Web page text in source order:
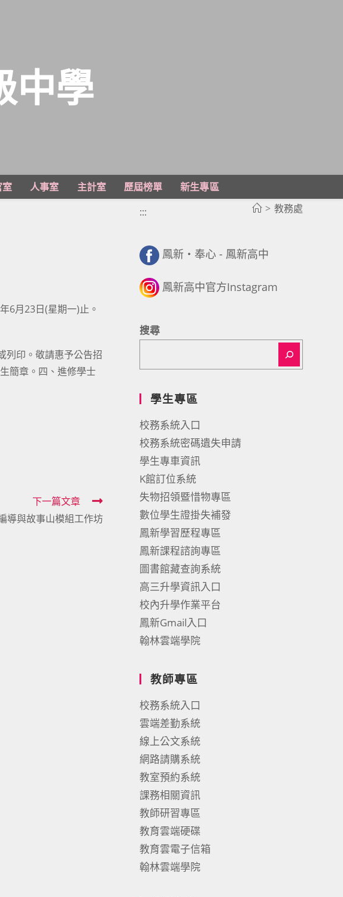
中學
室 人事室 主計室 歷屆榜單
新生專區
> 教務處
6月23日(星期一)止。
列印。敬請惠予公告招
簡章。四、進修學士
下一篇文章
導與故事山模組工作坊
:::
鳳新・奉心 - 鳳新高中
鳳新高中官方Instagram
搜尋
學生專區
校務系統入口
校務系統密碼遺失申請
學生專車資訊
K館訂位系統
失物招領暨惜物專區
數位學生證掛失補發
鳳新學習歷程專區
鳳新課程諮詢專區
圖書館藏查詢系統
高三升學資訊入口
校內升學作業平台
鳳新Gmail入口
翰林雲端學院
教師專區
校務系統入口
雲端差勤系統
線上公文系統
網路請購系統
教室預約系統
課務相關資訊
教師研習專區
教育雲端硬碟
教育雲電子信箱
翰林雲端學院